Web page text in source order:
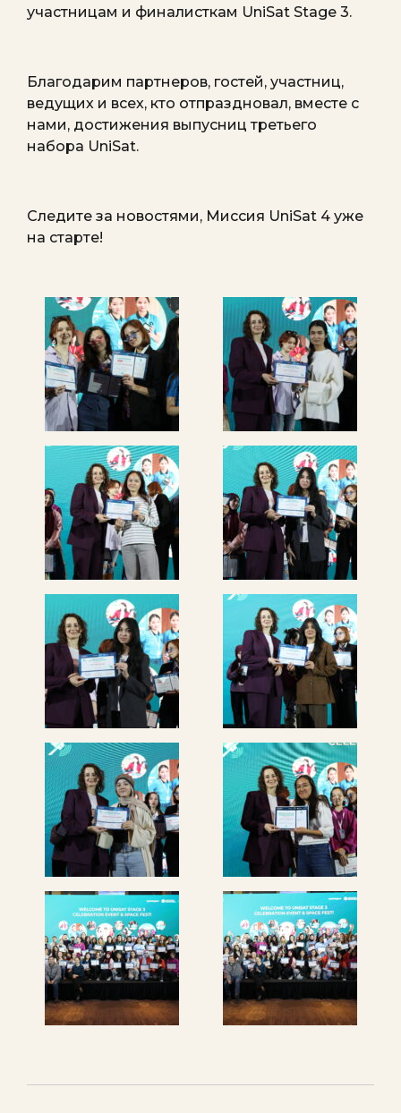
участницам и финалисткам UniSat Stage 3.
Благодарим партнеров, гостей, участниц,
ведущих и всех, кто отпраздновал, вместе с
нами, достижения выпусниц третьего
набора UniSat.
Следите за новостями, Миссия UniSat 4 уже
на старте!